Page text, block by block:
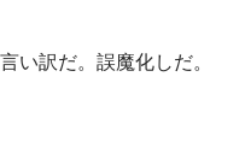
い訳だ。誤魔化しだ。